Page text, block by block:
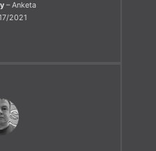
– Anketa
2021